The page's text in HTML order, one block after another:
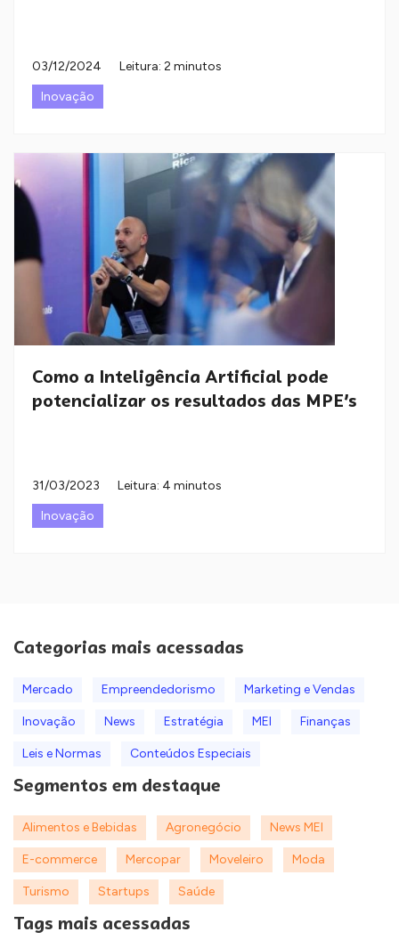
03/12/2024
Leitura: 2 minutos
Inovação
Como a Inteligência Artificial pode
potencializar os resultados das MPE’s
31/03/2023
Leitura: 4 minutos
Inovação
Categorias mais acessadas
Mercado Empreendedorismo Marketing e Vendas
Inovação News Estratégia MEI Finanças
Leis e Normas Conteúdos Especiais
Segmentos em destaque
Alimentos e Bebidas Agronegócio News MEI
E-commerce Mercopar Moveleiro Moda
Turismo Startups Saúde
Tags mais acessadas